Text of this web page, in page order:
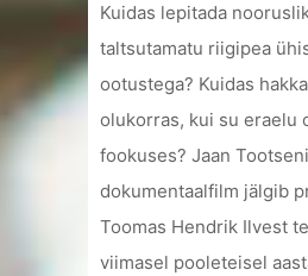
Kuidas lepitada
taltsutamatu riigipea
ootustega? Kuidas
olukorras, kui su eraelu
fookuses? Jaan Tootseni
dokumentaalfilm jälgib
Toomas Hendrik Ilvest
viimasel pooleteisel